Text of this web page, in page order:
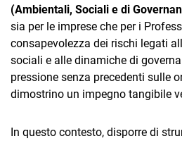
(Ambientali, Sociali e di
sia per le imprese che per i
consapevolezza dei rischi legati
sociali e alle dinamiche di
pressione senza precedenti sulle
dimostrino un impegno tangibile
In questo contesto, disporre di